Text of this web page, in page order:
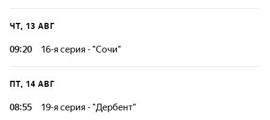
ЧТ, 13 АВГ
09:20 16-я серия - "Сочи"
В новом выпуске проекта "Вкусная Россия с Сергеем
побережье Краснодарского края - город Сочи
Сергей Белоголовцев, под чутким руководством местных
ПТ, 14 АВГ
08:55 19-я серия - "Дербент"